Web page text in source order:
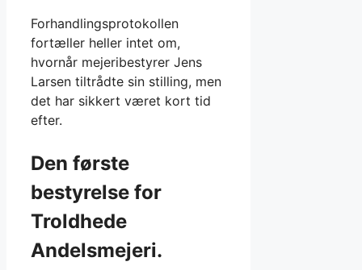
Forhandlingsprotokollen
fortæller heller intet om,
hvornår mejeribestyrer Jens
Larsen tiltrådte sin stilling, men
det har sikkert været kort tid
efter.
Den første
bestyrelse for
Troldhede
Andelsmejeri.